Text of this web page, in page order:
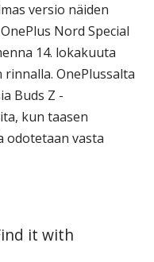
versio näiden
Nord Special
14. lokakuuta
OnePlussalta
Buds Z -
kun taasen
odotetaan vasta
it with